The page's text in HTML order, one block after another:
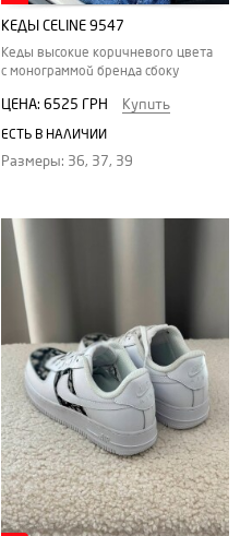
КЕДЫ СELINE 9547
Кеды высокие коричневого цвета
с монограммой бренда сбоку
ЦЕНА: 6525 ГРН Купить
ЕСТЬ В НАЛИЧИИ
Размеры: 36, 37, 39